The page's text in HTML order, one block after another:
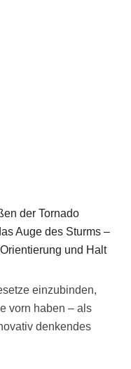
der Tornado
Auge des Sturms –
und Halt
einzubinden,
vorn haben – als
denkendes